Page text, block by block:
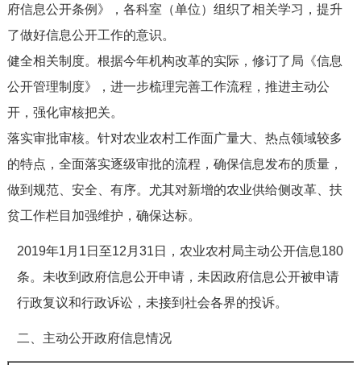
府信息公开条例》，各科室（单位）组织了相关学习，提升
了做好信息公开工作的意识。
健全相关制度。根据今年机构改革的实际，修订了局《信息
公开管理制度》，进一步梳理完善工作流程，推进主动公
开，强化审核把关。
落实审批审核。针对农业农村工作面广量大、热点领域较多
的特点，全面落实逐级审批的流程，确保信息发布的质量，
做到规范、安全、有序。尤其对新增的农业供给侧改革、扶
贫工作栏目加强维护，确保达标。
2019年1月1日至12月31日，农业农村局主动公开信息180
条。未收到政府信息公开申请，未因政府信息公开被申请
行政复议和行政诉讼，未接到社会各界的投诉。
二、主动公开政府信息情况